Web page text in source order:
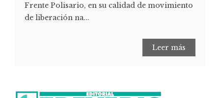
Frente Polisario, en su calidad de movimiento
de liberación na...
Leer más